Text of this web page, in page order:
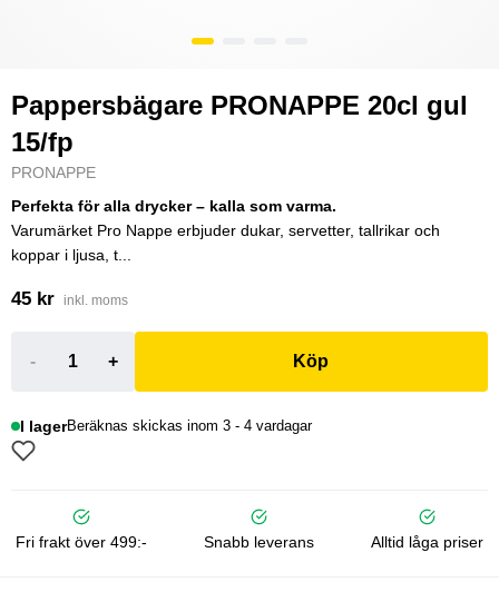
Pappersbägare PRONAPPE 20cl gul
15/fp
PRONAPPE
Perfekta för alla drycker – kalla som varma.
Varumärket Pro Nappe erbjuder dukar, servetter, tallrikar och
koppar i ljusa, t...
45 kr inkl. moms
- + Köp
I lagerBeräknas skickas inom 3 - 4 vardagar
Fri frakt över 499:- Snabb leverans Alltid låga priser